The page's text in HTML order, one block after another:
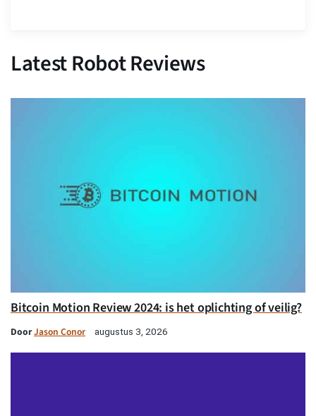
Latest Robot Reviews
Bitcoin Motion Review 2024: is het oplichting of veilig?
DoorJason Conor augustus 3, 2026